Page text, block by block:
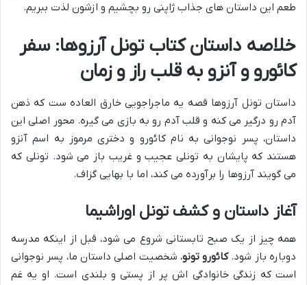
طعم این داستان های جذاب ژاپنی رو بچشیم و ازشون لذت ببریم.
خلاصه داستان کتاب تونل آرزوها: سفر
کائورو و آنزو به قلب راز و زمان
داستان تونل آرزوها قصه یه ماجراجویی خارق العاده ست که ذهن
آدم رو درگیر می کنه و قلب آدم رو به بازی می گیره. محور اصلی این
داستان، پسر نوجوانی به نام کائورو و دختری مرموز به اسم آنزو
هستند که پایشان به تونلی عجیب و غریب باز می شود. تونلی که
می گویند آرزوها را برآورده می کند، اما با بهایی گزاف.
آغاز داستان و کشف تونل اوراشیما
همه چیز از یک صبح تابستانی شروع می شود، قبل از اینکه مدرسه
دوباره باز شود.کائورو تونو، شخصیت اصلی داستان ما، پسر نوجوانی
است که زندگی خانوادگی اش پر از پستی و بلندی است. او یه غم